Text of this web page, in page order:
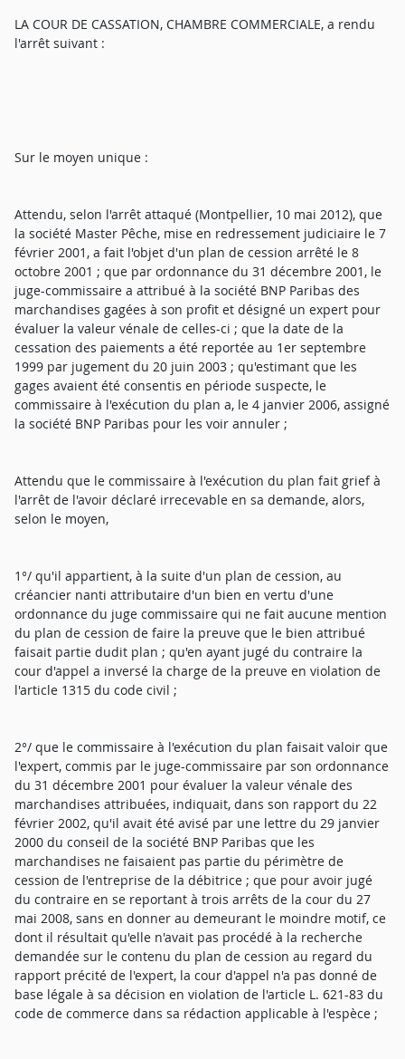
LA COUR DE CASSATION, CHAMBRE COMMERCIALE, a rendu
l'arrêt suivant :
Sur le moyen unique :
Attendu, selon l'arrêt attaqué (Montpellier, 10 mai 2012), que
la société Master Pêche, mise en redressement judiciaire le 7
février 2001, a fait l'objet d'un plan de cession arrêté le 8
octobre 2001 ; que par ordonnance du 31 décembre 2001, le
juge-commissaire a attribué à la société BNP Paribas des
marchandises gagées à son profit et désigné un expert pour
évaluer la valeur vénale de celles-ci ; que la date de la
cessation des paiements a été reportée au 1er septembre
1999 par jugement du 20 juin 2003 ; qu'estimant que les
gages avaient été consentis en période suspecte, le
commissaire à l'exécution du plan a, le 4 janvier 2006, assigné
la société BNP Paribas pour les voir annuler ;
Attendu que le commissaire à l'exécution du plan fait grief à
l'arrêt de l'avoir déclaré irrecevable en sa demande, alors,
selon le moyen,
1°/ qu'il appartient, à la suite d'un plan de cession, au
créancier nanti attributaire d'un bien en vertu d'une
ordonnance du juge commissaire qui ne fait aucune mention
du plan de cession de faire la preuve que le bien attribué
faisait partie dudit plan ; qu'en ayant jugé du contraire la
cour d'appel a inversé la charge de la preuve en violation de
l'article 1315 du code civil ;
2°/ que le commissaire à l'exécution du plan faisait valoir que
l'expert, commis par le juge-commissaire par son ordonnance
du 31 décembre 2001 pour évaluer la valeur vénale des
marchandises attribuées, indiquait, dans son rapport du 22
février 2002, qu'il avait été avisé par une lettre du 29 janvier
2000 du conseil de la société BNP Paribas que les
marchandises ne faisaient pas partie du périmètre de
cession de l'entreprise de la débitrice ; que pour avoir jugé
du contraire en se reportant à trois arrêts de la cour du 27
mai 2008, sans en donner au demeurant le moindre motif, ce
dont il résultait qu'elle n'avait pas procédé à la recherche
demandée sur le contenu du plan de cession au regard du
rapport précité de l'expert, la cour d'appel n'a pas donné de
base légale à sa décision en violation de l'article L. 621-83 du
code de commerce dans sa rédaction applicable à l'espèce ;